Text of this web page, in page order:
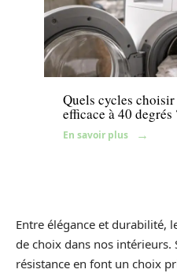
Maison
Quels cycles
efficace à 40 degrés
En savoir plus
Entre élégance et durabilité,
de choix dans nos intérieurs.
résistance en font un choix